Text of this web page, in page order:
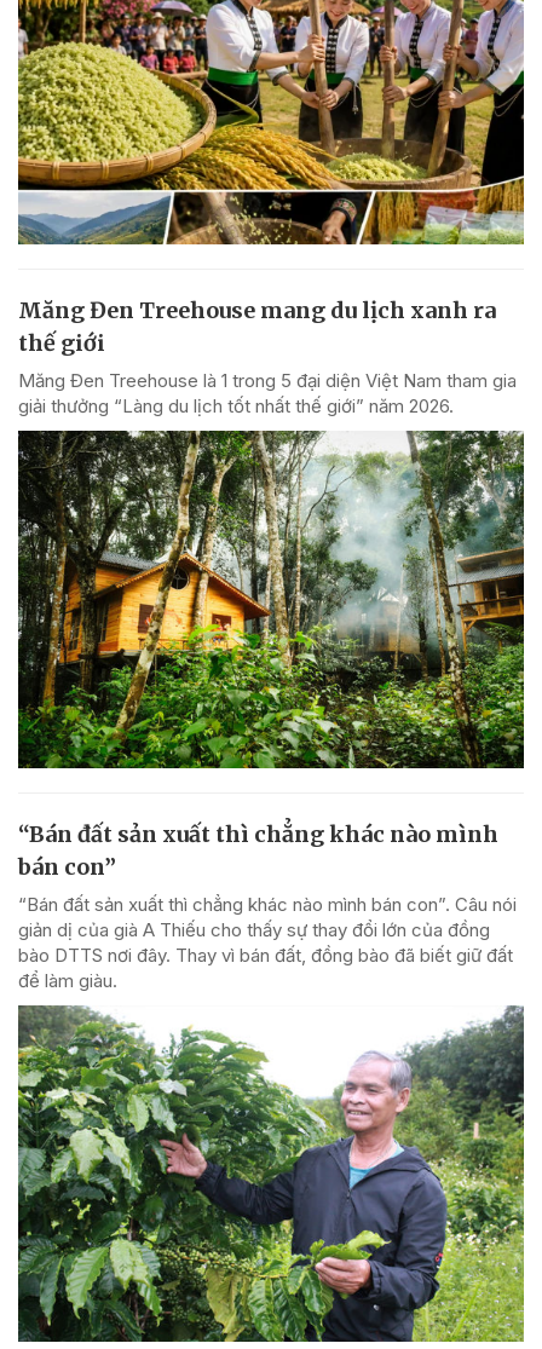
Măng Đen Treehouse mang du lịch xanh ra
thế giới
Măng Đen Treehouse là 1 trong 5 đại diện Việt Nam tham gia
giải thưởng “Làng du lịch tốt nhất thế giới” năm 2026.
“Bán đất sản xuất thì chẳng khác nào mình
bán con”
“Bán đất sản xuất thì chẳng khác nào mình bán con”. Câu nói
giản dị của già A Thiếu cho thấy sự thay đổi lớn của đồng
bào DTTS nơi đây. Thay vì bán đất, đồng bào đã biết giữ đất
để làm giàu.